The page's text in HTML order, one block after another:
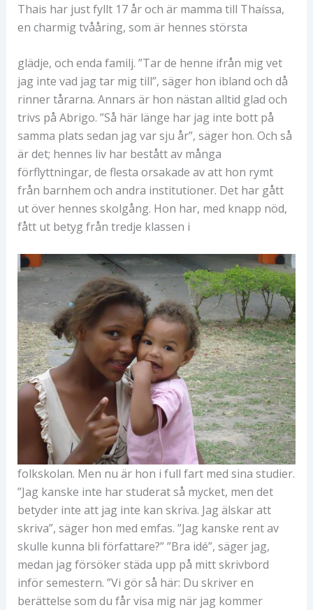
Thais har just fyllt 17 år och är mamma till Thaíssa,
en charmig tvååring, som är hennes största
glädje, och enda familj. ”Tar de henne ifrån mig vet
jag inte vad jag tar mig till”, säger hon ibland och då
rinner tårarna. Annars är hon nästan alltid glad och
trivs på Abrigo. ”Så här länge har jag inte bott på
samma plats sedan jag var sju år”, säger hon. Och så
är det; hennes liv har bestått av många
förflyttningar, de flesta orsakade av att hon rymt
från barnhem och andra institutioner. Det har gått
ut över hennes skolgång. Hon har, med knapp nöd,
fått ut betyg från tredje klassen i
folkskolan. Men nu är hon i full fart med sina studier.
”Jag kanske inte har studerat så mycket, men det
betyder inte att jag inte kan skriva. Jag älskar att
skriva”, säger hon med emfas. ”Jag kanske rent av
skulle kunna bli författare?” ”Bra idé”, säger jag,
medan jag försöker städa upp på mitt skrivbord
inför semestern. ”Vi gör så här: Du skriver en
berättelse som du får visa mig när jag kommer